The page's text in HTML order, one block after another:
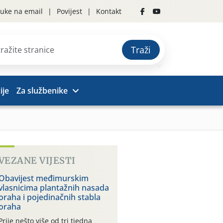
na email Povijest Kontakt
Traži
Za službenike
VIJESTI
međimurskim
plantažnih nasada
i pojedinačnih stabla
nešto više od tri tjedna